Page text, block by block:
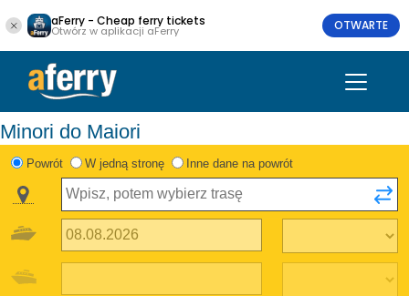
aFerry - Cheap ferry tickets
Otwórz w aplikacji aFerry OTWARTE
Minori do Maiori
Powrót W jedną stronę Inne dane na powrót